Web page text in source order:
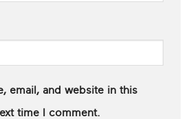
email, and website in this
time I comment.